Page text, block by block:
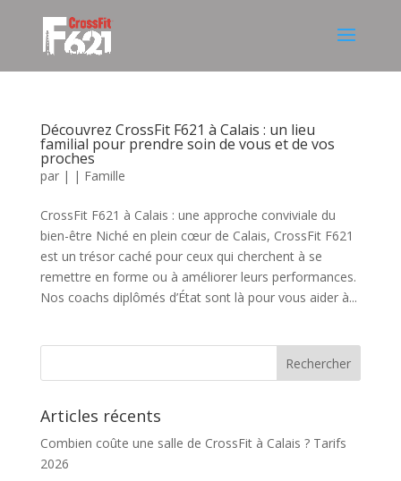
Découvrez CrossFit F621 à Calais : un lieu
familial pour prendre soin de vous et de vos
proches
par | | Famille
CrossFit F621 à Calais : une approche conviviale du
bien-être Niché en plein cœur de Calais, CrossFit F621
est un trésor caché pour ceux qui cherchent à se
remettre en forme ou à améliorer leurs performances.
Nos coachs diplômés d’État sont là pour vous aider à...
Articles récents
Combien coûte une salle de CrossFit à Calais ? Tarifs
2026